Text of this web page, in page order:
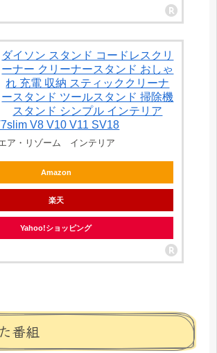
ダイソン スタンド コードレスクリ
ーナー クリーナースタンド おしゃ
れ 充電 収納 スティッククリーナ
ースタンド ツールスタンド 掃除機
スタンド シンプル インテリア
V8 V10 V11 SV18
ア・リゾーム インテリア
Amazon
楽天
Yahoo!ショッピング
番組